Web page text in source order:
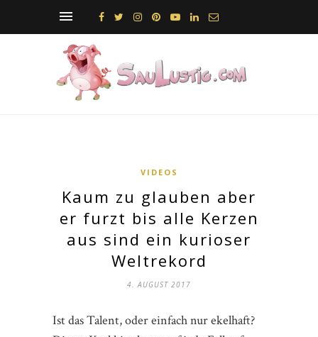
VIDEOS
Kaum zu glauben aber
er furzt bis alle Kerzen
aus sind ein kurioser
Weltrekord
4. AUGUST 2017
Ist das Talent, oder einfach nur ekelhaft?